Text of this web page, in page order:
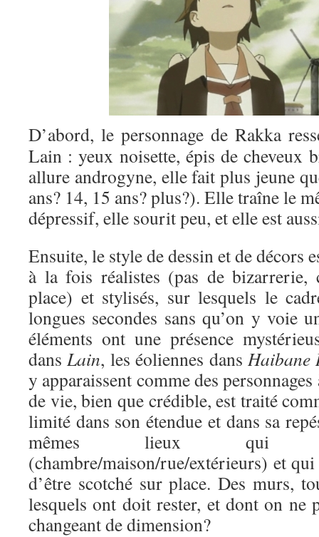
D’abord, le personnage de Rakka
Lain : yeux noisette, épis de cheveux
allure androgyne, elle fait plus jeune
ans? 14, 15 ans? plus?). Elle traîne le
dépressif, elle sourit peu, et elle est
Ensuite, le style de dessin et de décors
à la fois réalistes (pas de bizarrerie,
place) et stylisés, sur lesquels le
longues secondes sans qu’on y voie
éléments ont une présence
dansLain, les éoliennes dans Haibane
y apparaissent comme des
de vie, bien que crédible, est traité
limité dans son étendue et dans sa
mêmes lieux qui
(chambre/maison/rue/extérieurs) et
d’être scotché sur place. Des murs,
lesquels ont doit rester, et dont on ne
changeant de dimension?